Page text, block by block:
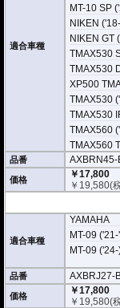
適合車種
MT-10 SP
NIKEN
NIKEN GT
TMAX530
TMAX530
XP500
TMAX530
TMAX530
TMAX560
TMAX560
品番 AXBRN45-
価格
￥17,800
￥ 19,580(
適合車種
YAMAHA
MT-09
MT-09
品番 AXBRJ27-
価格
￥17,800
￥ 19,580(